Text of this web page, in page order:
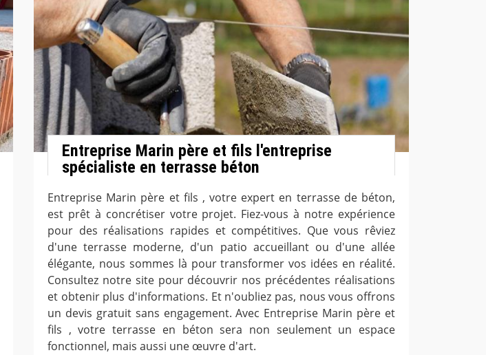
Entreprise Marin père et fils l'entreprise
spécialiste en terrasse béton
Entreprise Marin père et fils , votre expert en terrasse de béton,
est prêt à concrétiser votre projet. Fiez-vous à notre expérience
pour des réalisations rapides et compétitives. Que vous rêviez
d'une terrasse moderne, d'un patio accueillant ou d'une allée
élégante, nous sommes là pour transformer vos idées en réalité.
Consultez notre site pour découvrir nos précédentes réalisations
et obtenir plus d'informations. Et n'oubliez pas, nous vous offrons
un devis gratuit sans engagement. Avec Entreprise Marin père et
fils , votre terrasse en béton sera non seulement un espace
fonctionnel, mais aussi une œuvre d'art.